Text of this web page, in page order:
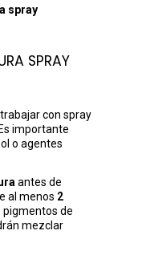
spray
SPRAY
con spray
importante
o agentes
antes de
al menos 2
pigmentos de
mezclar